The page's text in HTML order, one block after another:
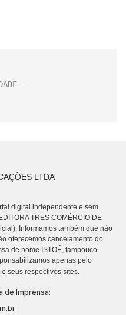
LTDA
digital independente e sem
TRES COMÉRCIO DE
Informamos também que não
oferecemos cancelamento do
de nome ISTOÉ, tampouco
apenas pelo
e seus respectivos sites.
de Imprensa: